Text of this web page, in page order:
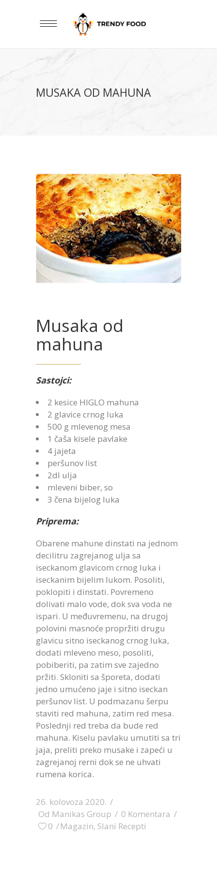
MUSAKA OD MAHUNA
Musaka od
mahuna
Sastojci:
2 kesice HIGLO mahuna
2 glavice crnog luka
500 g mlevenog mesa
1 čaša kisele pavlake
4 jajeta
peršunov list
2dl ulja
mleveni biber, so
3 čena bijelog luka
Priprema:
Obarene mahune dinstati na jednom
decilitru zagrejanog ulja sa
iseckanom glavicom crnog luka i
iseckanim bijelim lukom. Posoliti,
poklopiti i dinstati. Povremeno
dolivati malo vode, dok sva voda ne
ispari. U međuvremenu, na drugoj
polovini masnoće propržiti drugu
glavicu sitno iseckanog crnog luka,
dodati mleveno meso, posoliti,
pobiberiti, pa zatim sve zajedno
pržiti. Skloniti sa šporeta, dodati
jedno umućeno jaje i sitno iseckan
peršunov list. U podmazanu šerpu
staviti red mahuna, zatim red mesa.
Poslednji red treba da bude red
mahuna. Kiselu pavlaku umutiti sa tri
jaja, preliti preko musake i zapeći u
zagrejanoj rerni dok se ne uhvati
rumena korica.
26. kolovoza 2020.
Od Manikas Group
0 Komentara
0
Magazin, Slani Recepti